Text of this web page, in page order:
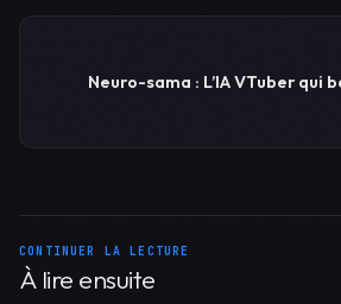
Neuro-sama : L’IA VTuber qui
CONTINUER LA LECTURE
À lire ensuite